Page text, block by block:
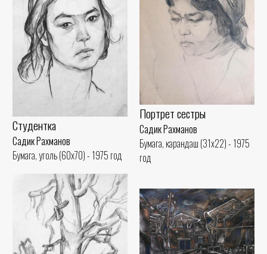
Портрет сестры
Садик Рахманов
Бумага, карандаш (31x22) - 1975
год
Студентка
Садик Рахманов
Бумага, уголь (60x70) - 1975 год